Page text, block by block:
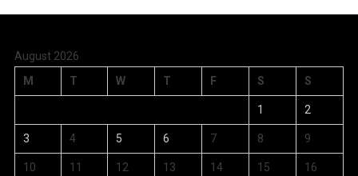
August 2026
M
T W T F S S
1 2
3 4 5 6 7 8 9
10 11 12 13 14 15 16